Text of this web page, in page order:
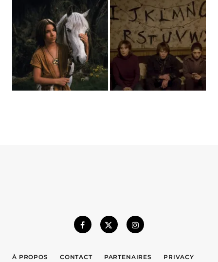
À PROPOS CONTACT PARTENAIRES PRIVACY